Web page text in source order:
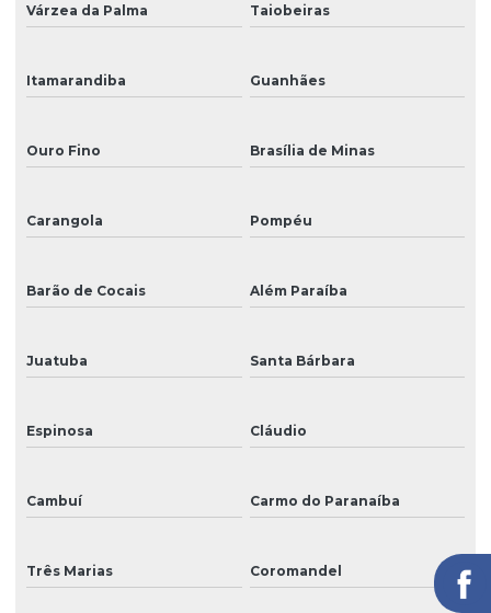
Várzea da Palma Taiobeiras
Itamarandiba Guanhães
Ouro Fino Brasília de Minas
Carangola Pompéu
Barão de Cocais Além Paraíba
Juatuba Santa Bárbara
Espinosa Cláudio
Cambuí Carmo do Paranaíba
Três Marias Coromandel